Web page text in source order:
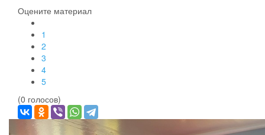
Оцените материал
1
2
3
4
5
(0 голосов)